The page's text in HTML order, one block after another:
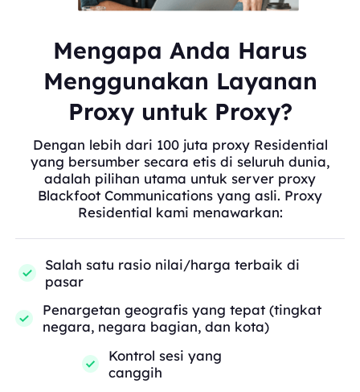
Mengapa Anda Harus
Menggunakan Layanan
Proxy untuk Proxy?
Dengan lebih dari 100 juta proxy Residential
yang bersumber secara etis di seluruh dunia,
adalah pilihan utama untuk server proxy
Blackfoot Communications yang asli. Proxy
Residential kami menawarkan:
Salah satu rasio nilai/harga terbaik di
pasar
Penargetan geografis yang tepat (tingkat
negara, negara bagian, dan kota)
Kontrol sesi yang
canggih